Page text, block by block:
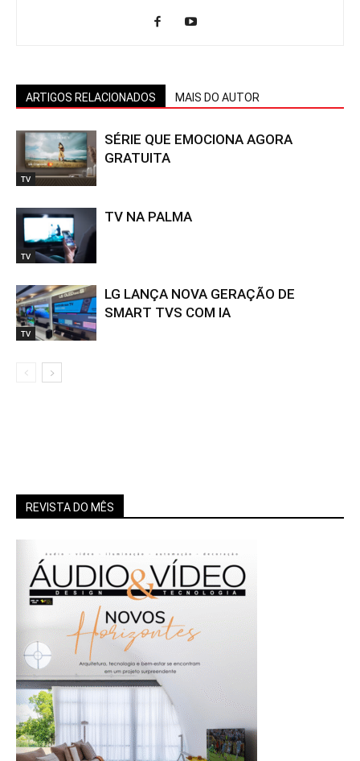
ARTIGOS RELACIONADOS MAIS DO AUTOR
TV
SÉRIE QUE EMOCIONA AGORA
GRATUITA
TV
TV NA PALMA
TV
LG LANÇA NOVA GERAÇÃO DE
SMART TVS COM IA
REVISTA DO MÊS